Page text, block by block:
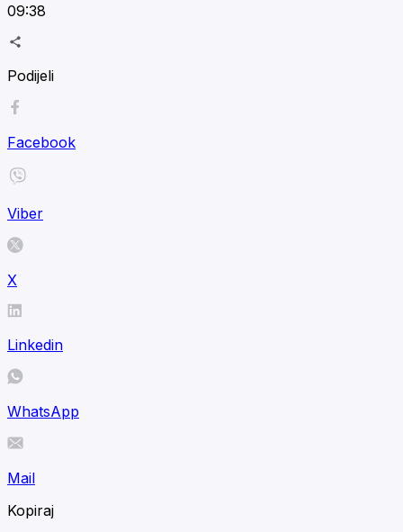
09:38
Podijeli
Facebook
Viber
X
Linkedin
WhatsApp
Mail
Kopiraj